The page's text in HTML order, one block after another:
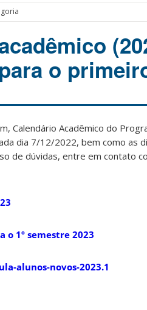
o
Calendário Acadêmico do
dia 7/12/2022, bem como as
de dúvidas, entre em contato
o 1º semestre 2023
alunos-novos-2023.1